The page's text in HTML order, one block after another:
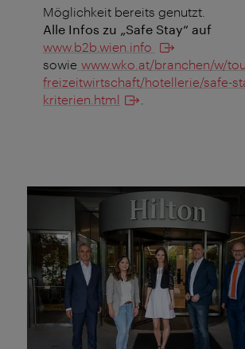
Möglichkeit bereits genutzt.
Alle Infos zu „Safe Stay“ auf
www.b2b.wien.info
sowie www.wko.at/branchen/w/
freizeitwirtschaft/hotellerie/safe-
kriterien.html